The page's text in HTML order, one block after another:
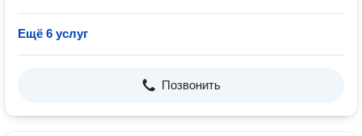
Ещё 6 услуг
Позвонить